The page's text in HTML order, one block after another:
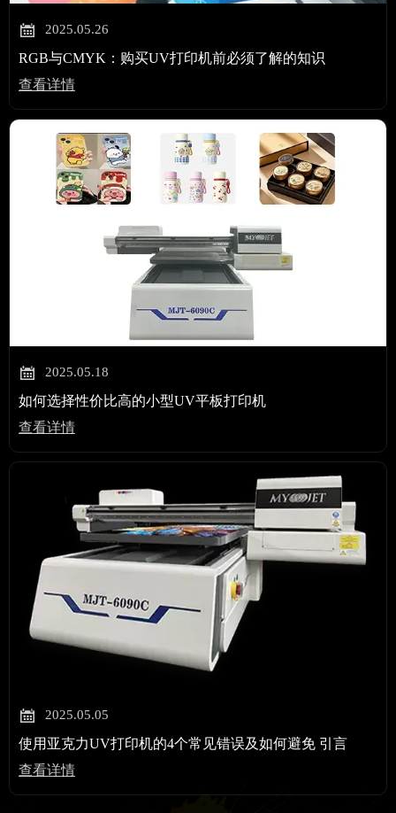
 2025.05.26
RGB与CMYK：购买UV打印机前必须了解的知识
查看详情
 2025.05.18
如何选择性价比高的小型UV平板打印机
查看详情
 2025.05.05
使用亚克力UV打印机的4个常见错误及如何避免 引言
查看详情